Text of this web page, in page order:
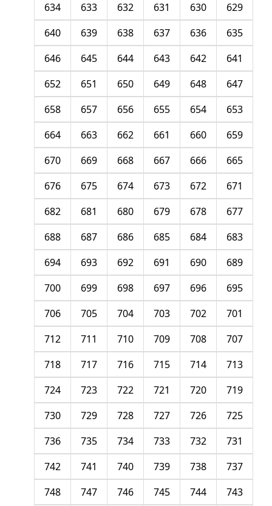
629
630
631
632
633
634
635
636
637
638
639
640
641
642
643
644
645
646
647
648
649
650
651
652
653
654
655
656
657
658
659
660
661
662
663
664
665
666
667
668
669
670
671
672
673
674
675
676
677
678
679
680
681
682
683
684
685
686
687
688
689
690
691
692
693
694
695
696
697
698
699
700
701
702
703
704
705
706
707
708
709
710
711
712
713
714
715
716
717
718
719
720
721
722
723
724
725
726
727
728
729
730
731
732
733
734
735
736
737
738
739
740
741
742
743
744
745
746
747
748